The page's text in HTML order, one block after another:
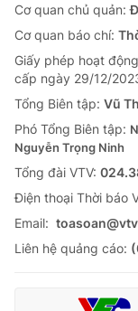
Cơ quan chủ quản:
Cơ quan báo chí:
Giấy phép hoạt
cấp ngày 29/12/
Tổng Biên tập: Vũ
Phó Tổng Biên tập:
Nguyễn Trọng Ninh
Tổng đài VTV:
Ðiện thoại Thời báo
Email:
Liên hệ quảng cáo: